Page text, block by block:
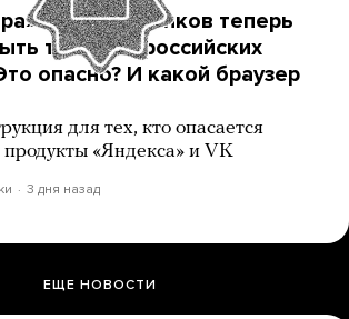
и других банков теперь
только в российских
опасно? И какой браузер
для тех, кто опасается
продукты «Яндекса» и VK
3 дня назад
ЕЩЕ НОВОСТИ